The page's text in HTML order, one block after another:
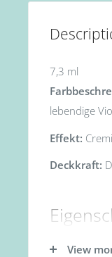
7,3 ml
lebendige
Effekt:
Deckkraft:
CND Shellac
View